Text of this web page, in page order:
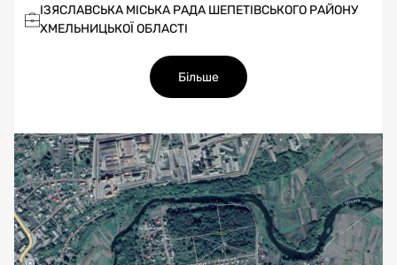
ІЗЯСЛАВСЬКА МІСЬКА РАДА ШЕПЕТІВСЬКОГО РАЙОНУ
ХМЕЛЬНИЦЬКОЇ ОБЛАСТІ
Більше